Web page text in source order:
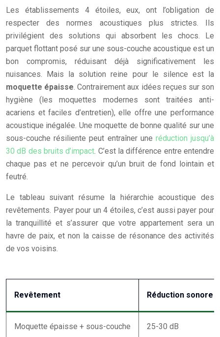
Les établissements 4 étoiles, eux, ont l’obligation de
respecter des normes acoustiques plus strictes. Ils
privilégient des solutions qui absorbent les chocs. Le
parquet flottant posé sur une sous-couche acoustique est un
bon compromis, réduisant déjà significativement les
nuisances. Mais la solution reine pour le silence est la
moquette épaisse. Contrairement aux idées reçues sur son
hygiène (les moquettes modernes sont traitées anti-
acariens et faciles d’entretien), elle offre une performance
acoustique inégalée. Une moquette de bonne qualité sur une
sous-couche résiliente peut entraîner une réduction jusqu’à
30 dB des bruits d’impact. C’est la différence entre entendre
chaque pas et ne percevoir qu’un bruit de fond lointain et
feutré.
Le tableau suivant résume la hiérarchie acoustique des
revêtements. Payer pour un 4 étoiles, c’est aussi payer pour
la tranquillité et s’assurer que votre appartement sera un
havre de paix, et non la caisse de résonance des activités
de vos voisins.
Revêtement Réduction sonore
Moquette épaisse + sous-couche 25-30 dB